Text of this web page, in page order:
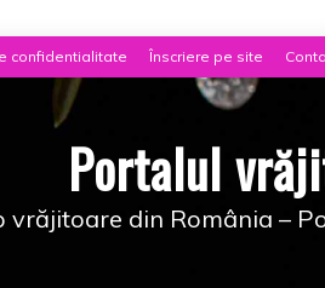
confidentialitate Înscriere pe site
Portalul
vrăjitoare din România –